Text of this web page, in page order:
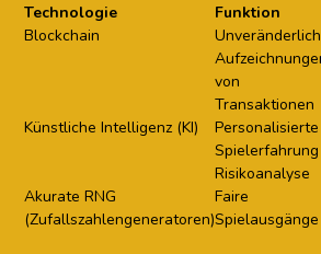
Technologie Funktion
Blockchain
von
Transaktionen
Künstliche Intelligenz (KI)
Personalisierte
Risikoanalyse
Akurate RNG
(Zufallszahlengeneratoren)
Faire
Spielausgänge